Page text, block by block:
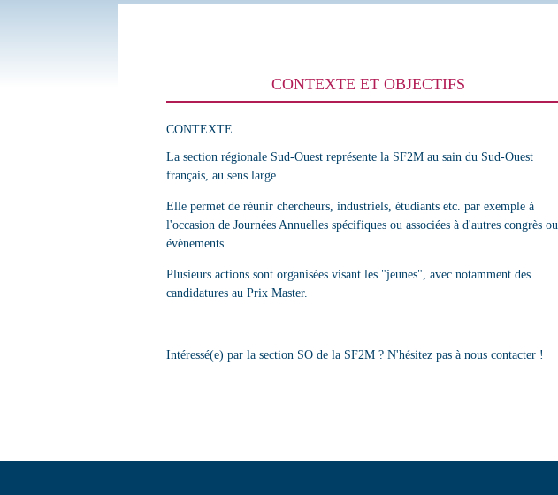
CONTEXTE ET OBJECTIFS
CONTEXTE
La section régionale Sud-Ouest représente la SF2M au sain du Sud-Ouest
français, au sens large.
Elle permet de réunir chercheurs, industriels, étudiants etc. par exemple à
l'occasion de Journées Annuelles spécifiques ou associées à d'autres congrès ou
évènements.
Plusieurs actions sont organisées visant les "jeunes", avec notamment des
candidatures au Prix Master.
Intéressé(e) par la section SO de la SF2M ? N'hésitez pas à nous contacter !